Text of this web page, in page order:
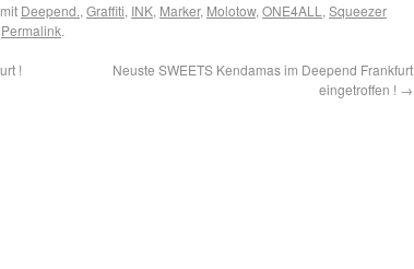
Deepend., Graffiti, INK, Marker, Molotow, ONE4ALL , Squeezer
Permalink.
!
Neuste SWEETS Kendamas im Deepend Frankfurt
eingetroffen ! →